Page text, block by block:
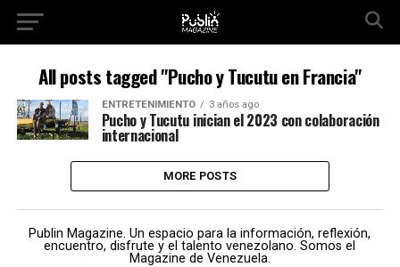
All posts tagged "Pucho y Tucutu en Francia"
ENTRETENIMIENTO 3 años ago
Pucho y Tucutu inician el 2023 con colaboración
internacional
MORE POSTS
Publin Magazine. Un espacio para la información, reflexión,
encuentro, disfrute y el talento venezolano. Somos el
Magazine de Venezuela.